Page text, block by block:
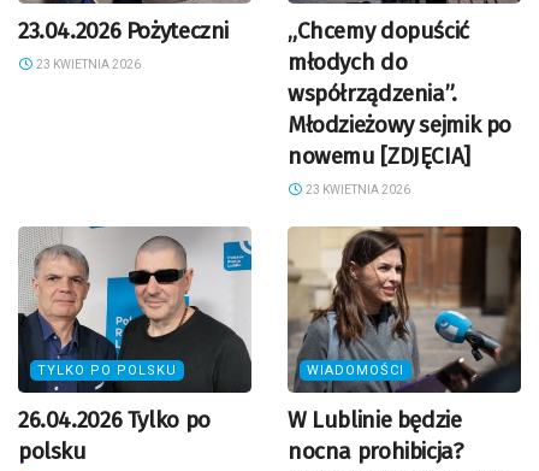
23.04.2026 Pożyteczni
23 KWIETNIA 2026
„Chcemy dopuścić
młodych do
współrządzenia”.
Młodzieżowy sejmik po
nowemu [ZDJĘCIA]
23 KWIETNIA 2026
TYLKO PO POLSKU
26.04.2026 Tylko po
polsku
WIADOMOŚCI
W Lublinie będzie
nocna prohibicja?